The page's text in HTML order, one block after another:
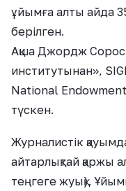
ұйымға алты айда
берілген.
Ақша Джордж
институтынан»,
National
түскен.
Журналистік
айтарлықтай
теңгеге жуық).